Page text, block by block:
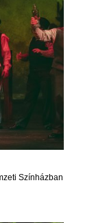
Színházban